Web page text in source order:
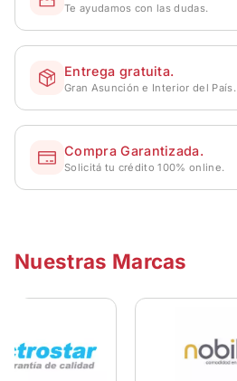
Te ayudamos con las dudas.
Entrega gratuita.
Gran Asunción e Interior del País.
Compra Garantizada.
Solicitá tu crédito 100% online.
Nuestras Marcas